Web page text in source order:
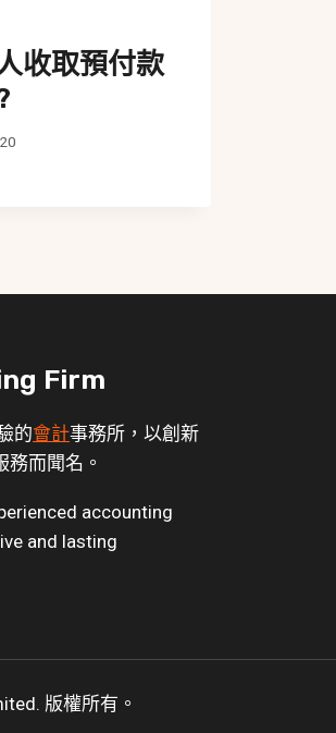
收取預付款
Firm
的會計事務所，以創新
務而聞名。
accounting
and lasting
版權所有。